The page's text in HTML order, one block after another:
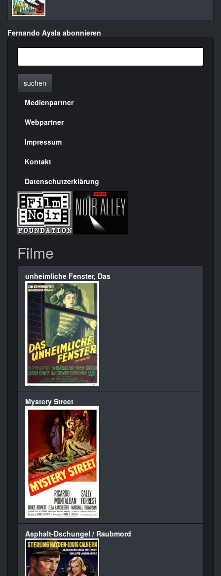
Fernando Ayala abonnieren
suchen
Menülinks
rechte
Seite
Medienpartner
Webpartner
Impressum
Kontakt
Datenschutzerklärung
Filme
unheimliche Fenster, Das
Mystery Street
Asphalt-Dschungel / Raubmord